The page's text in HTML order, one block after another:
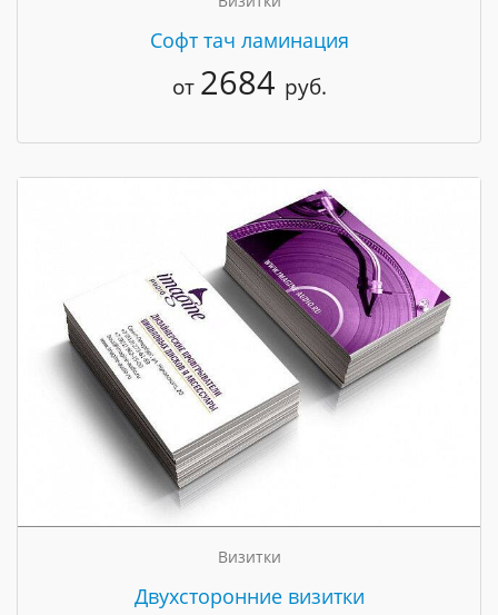
Cофт тач ламинация
от 2684 руб.
Визитки
Двухсторонние визитки